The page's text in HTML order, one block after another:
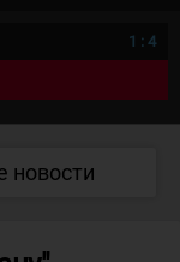
1 : 4
новости